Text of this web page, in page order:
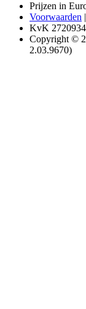
Prijzen in
Voorwaarden |
KvK
Copyright ©
2.03.9670)